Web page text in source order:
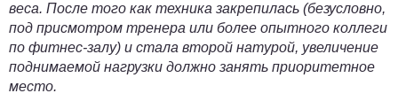
веса. После того как техника закрепилась (безусловно,
под присмотром тренера или более опытного коллеги
по фитнес-залу) и стала второй натурой, увеличение
поднимаемой нагрузки должно занять приоритетное
место.